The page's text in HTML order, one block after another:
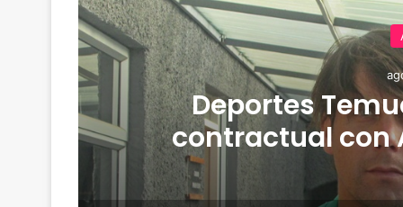
Deportes
contractual con
derrota